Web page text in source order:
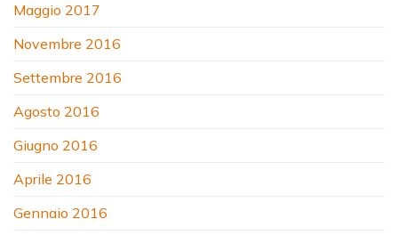
Maggio 2017
Novembre 2016
Settembre 2016
Agosto 2016
Giugno 2016
Aprile 2016
Gennaio 2016